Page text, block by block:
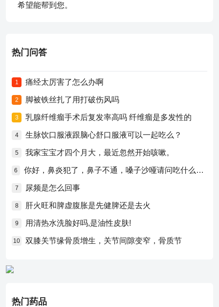
希望能帮到您。
热门问答
1 痛经太厉害了怎么办啊
2 脚被铁丝扎了用打破伤风吗
3 乳腺纤维瘤手术后复发率高吗 纤维瘤是多发性的
4 生脉饮口服液跟脑心舒口服液可以一起吃么？
5 我家宝宝才四个月大，最近忽然开始咳嗽。
6 你好，鼻炎犯了，鼻子不通，嗓子沙哑请问吃什么药比较好？
7 尿频是怎么回事
8 肝火旺和脾虚腹胀是先健脾还是去火
9 用清热水洗脸好吗,是油性皮肤!
10 双膝关节缘骨质增生，关节间隙变窄，骨质节
热门药品